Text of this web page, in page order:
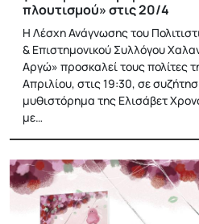
πλουτισμού» στις 20/4
Η Λέσχη Ανάγνωσης του
& Επιστημονικού Συλλόγου
Αργώ» προσκαλεί τους πολίτες
Απριλίου, στις 19:30, σε
μυθιστόρημα της Ελισάβετ
με…